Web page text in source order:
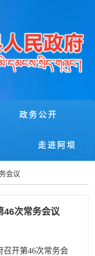
政务公开
走进阿坝
会议
46次常务会议
召开第46次常务会